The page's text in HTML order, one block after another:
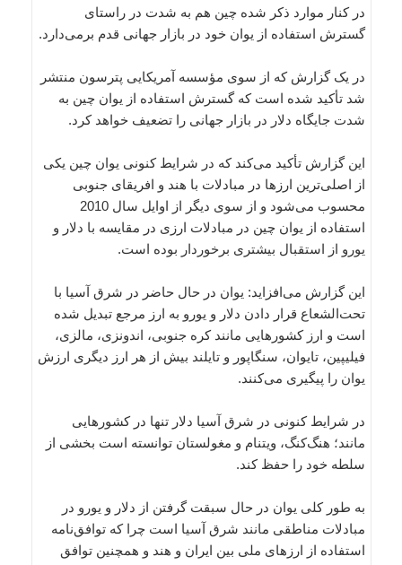
در کنار موارد ذکر شده چین هم به شدت در راستای
گسترش استفاده از یوان خود در بازار جهانی قدم برمی‌دارد.
در یک گزارش که از سوی مؤسسه آمریکایی پترسون منتشر
شد تأکید شده است که گسترش استفاده از یوان چین به
شدت جایگاه دلار در بازار جهانی را تضعیف خواهد کرد.
این گزارش تأکید می‌کند که در شرایط کنونی یوان چین یکی
از اصلی‌ترین ارزها در مبادلات با هند و افریقای جنوبی
محسوب می‌شود و از سوی دیگر از اوایل سال 2010
استفاده از یوان چین در مبادلات ارزی در مقایسه با دلار و
یورو از استقبال بیشتری برخوردار بوده است.
این گزارش می‌افزاید: یوان در حال حاضر در شرق آسیا با
تحت‌الشعاع قرار دادن دلار و یورو به ارز مرجع تبدیل شده
است و ارز کشورهایی مانند کره جنوبی، اندونزی، مالزی،
فیلیپین، تایوان، سنگاپور و تایلند بیش از هر ارز دیگری ارزش
یوان را پیگیری می‌کنند.
در شرایط کنونی در شرق آسیا دلار تنها در کشورهایی
مانند؛ هنگ‌کنگ، ویتنام و مغولستان توانسته است بخشی از
سلطه خود را حفظ کند.
به طور کلی یوان در حال سبقت گرفتن از دلار و یورو در
مبادلات مناطقی مانند شرق آسیا است چرا که توافق‌نامه
استفاده از ارز‌های ملی بین ایران و هند و همچنین توافق